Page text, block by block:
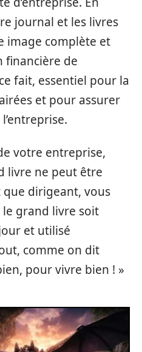
journal et les livres
image complète et
financière de
fait, essentiel pour la
et pour assurer
votre entreprise,
livre ne peut être
que dirigeant, vous
le grand livre soit
et utilisé
comme on dit
pour vivre bien ! »